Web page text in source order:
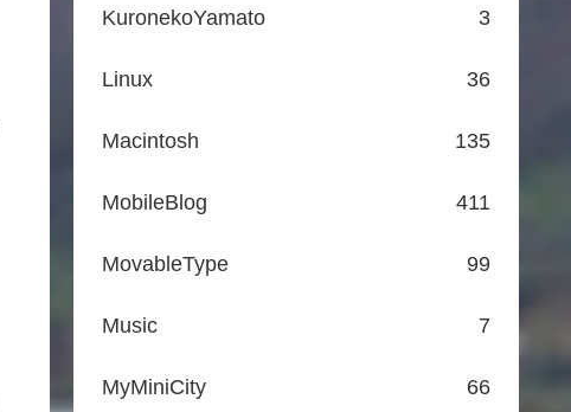
KuronekoYamato 3
Linux 36
Macintosh 135
MobileBlog 411
MovableType 99
Music 7
MyMiniCity 66